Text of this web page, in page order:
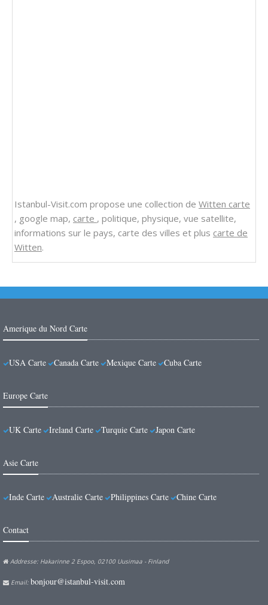
Istanbul-Visit.com propose une collection de Witten carte
, google map, carte , politique, physique, vue satellite,
informations sur le pays, carte des villes et plus carte de
Witten.
Amerique du Nord Carte
USA Carte Canada Carte Mexique Carte Cuba Carte
Europe Carte
UK Carte Ireland Carte Turquie Carte Japon Carte
Asie Carte
Inde Carte Australie Carte Philippines Carte Chine Carte
Contact
Addresse: Hakarinne 2 Espoo, 02100 Uusimaa - Finland
Email: bonjour@istanbul-visit.com